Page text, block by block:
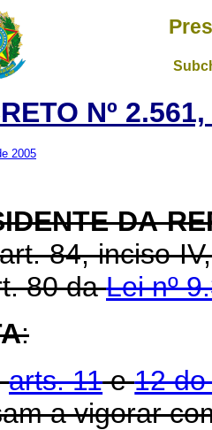
Nº
2005
DA
84, inciso
80 daLei nº
:
arts. 11e12
a vigorar